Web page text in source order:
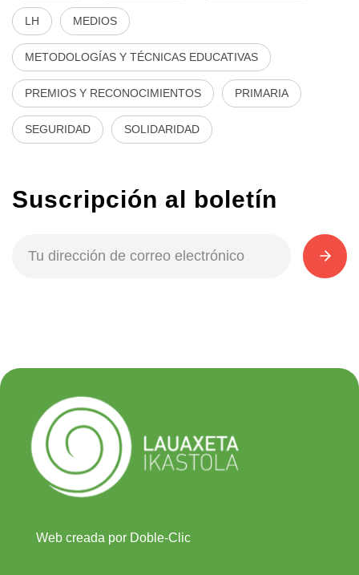
LH MEDIOS
METODOLOGÍAS Y TÉCNICAS EDUCATIVAS
PREMIOS Y RECONOCIMIENTOS PRIMARIA
SEGURIDAD SOLIDARIDAD
Suscripción al boletín
Web creada por Doble-Clic